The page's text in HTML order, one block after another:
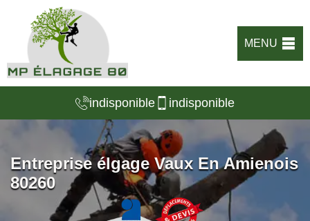
MENU
indisponible indisponible
Entreprise élgage Vaux En Amienois
80260